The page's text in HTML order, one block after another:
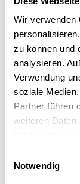
Wir verwenden
zu können und
analysieren.
Verwendung
soziale
Partner führen
weiteren Daten
Notwendig
Höhere
Angebote,
der Gäste.
Wertige
dem Namen
Eintrittskarte –